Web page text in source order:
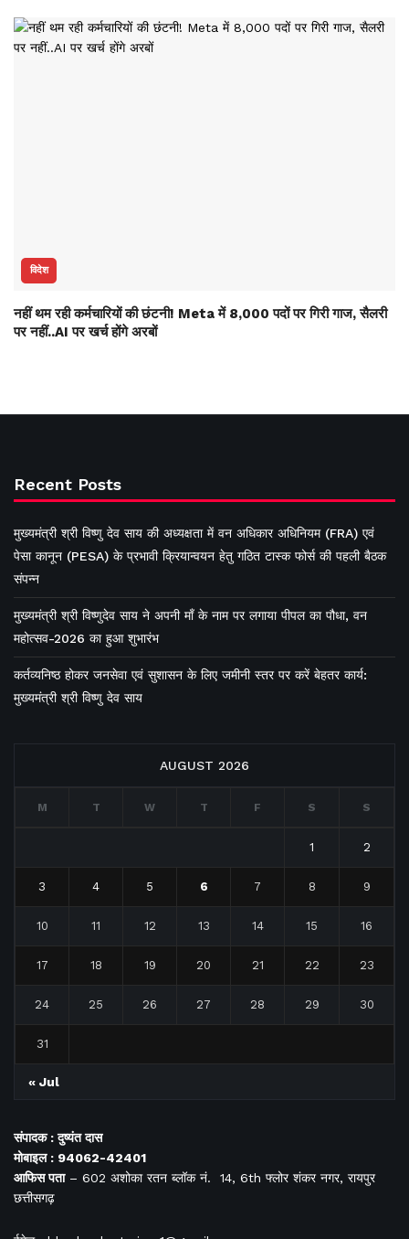
विदेश
नहीं थम रही कर्मचारियों की छंटनी! Meta में 8,000 पदों पर गिरी गाज, सैलरी
पर नहीं..AI पर खर्च होंगे अरबों
Recent Posts
मुख्यमंत्री श्री विष्णु देव साय की अध्यक्षता में वन अधिकार अधिनियम (FRA) एवं
पेसा कानून (PESA) के प्रभावी क्रियान्वयन हेतु गठित टास्क फोर्स की पहली बैठक
संपन्न
मुख्यमंत्री श्री विष्णुदेव साय ने अपनी माँ के नाम पर लगाया पीपल का पौधा, वन
महोत्सव-2026 का हुआ शुभारंभ
कर्तव्यनिष्ठ होकर जनसेवा एवं सुशासन के लिए जमीनी स्तर पर करें बेहतर कार्य:
मुख्यमंत्री श्री विष्णु देव साय
AUGUST 2026
M T W T F S S
1 2
3 4 5 6 7 8 9
10 11 12 13 14 15 16
17 18 19 20 21 22 23
24 25 26 27 28 29 30
31
« Jul
संपादक : दुष्यंत दास
मोबाइल : 94062-42401
आफिसपता– 602 अशोका रतन ब्लॉक नं. 14, 6th फ्लोर शंकर नगर, रायपुर
छत्तीसगढ़